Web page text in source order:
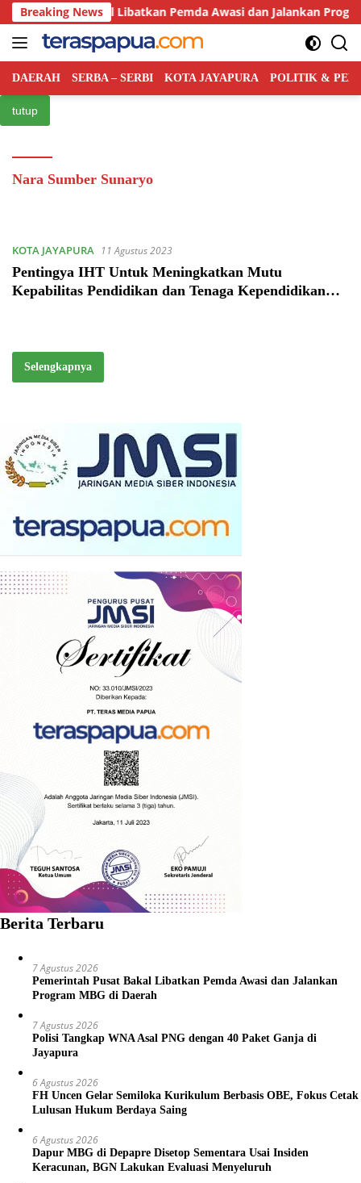
Langsung
ke
konten
Breaking News
Pusat Bakal Libatkan Pemda Awasi dan Jalankan Program
DAERAH SERBA – SERBI KOTA JAYAPURA POLITIK &
tutup
Nara Sumber Sunaryo
KOTA JAYAPURA 11 Agustus 2023
Pentingya IHT Untuk Meningkatkan Mutu
Kepabilitas Pendidikan dan Tenaga Kependidikan
Selengkapnya
Berita Terbaru
7 Agustus 2026
Pemerintah Pusat Bakal Libatkan Pemda Awasi dan Jalankan
Program MBG di Daerah
7 Agustus 2026
Polisi Tangkap WNA Asal PNG dengan 40 Paket Ganja di
Jayapura
6 Agustus 2026
FH Uncen Gelar Semiloka Kurikulum Berbasis OBE, Fokus Cetak
Lulusan Hukum Berdaya Saing
6 Agustus 2026
Dapur MBG di Depapre Disetop Sementara Usai Insiden
Keracunan, BGN Lakukan Evaluasi Menyeluruh